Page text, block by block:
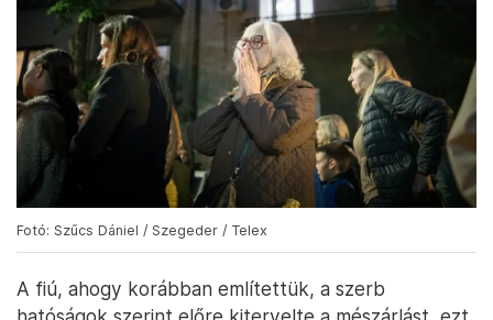
Fotó: Szűcs Dániel / Szegeder / Telex
A fiú, ahogy korábban említettük, a szerb